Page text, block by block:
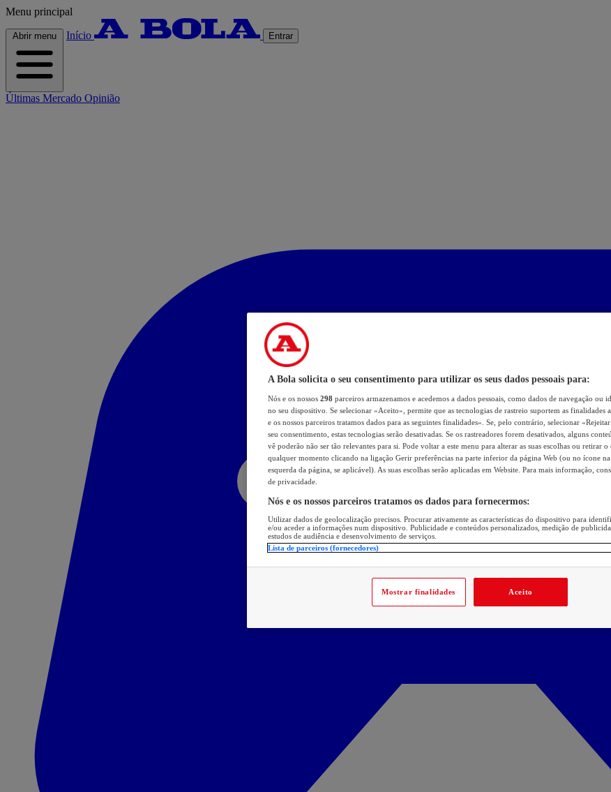
Menu principal
Abrir menu Início Entrar
Últimas Mercado Opinião
A Bola solicita o seu consentimento para utilizar os seus dados pessoais para:
Nós e os nossos 298 parceiros armazenamos e acedemos a dados pessoais, como dados de navegação ou
no seu dispositivo. Se selecionar «Aceito», permite que as tecnologias de rastreio suportem as finalidades
e os nossos parceiros tratamos dados para as seguintes finalidades». Se, pelo contrário, selecionar
seu consentimento, estas tecnologias serão desativadas. Se os rastreadores forem desativados, alguns
vê poderão não ser tão relevantes para si. Pode voltar a este menu para alterar as suas escolhas ou retirar o
qualquer momento clicando na ligação Gerir preferências na parte inferior da página Web (ou no ícone
esquerda da página, se aplicável). As suas escolhas serão aplicadas em Website. Para mais informação,
de privacidade.
Nós e os nossos parceiros tratamos os dados para fornecermos:
Utilizar dados de geolocalização precisos. Procurar ativamente as características do dispositivo para
e/ou aceder a informações num dispositivo. Publicidade e conteúdos personalizados, medição de
estudos de audiência e desenvolvimento de serviços.
Lista de parceiros (fornecedores)
Mostrar finalidades Aceito